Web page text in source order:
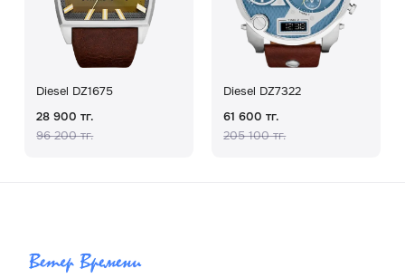
Diesel DZ1675
28 900 тг.
96 200 тг.
Diesel DZ7322
61 600 тг.
205 100 тг.